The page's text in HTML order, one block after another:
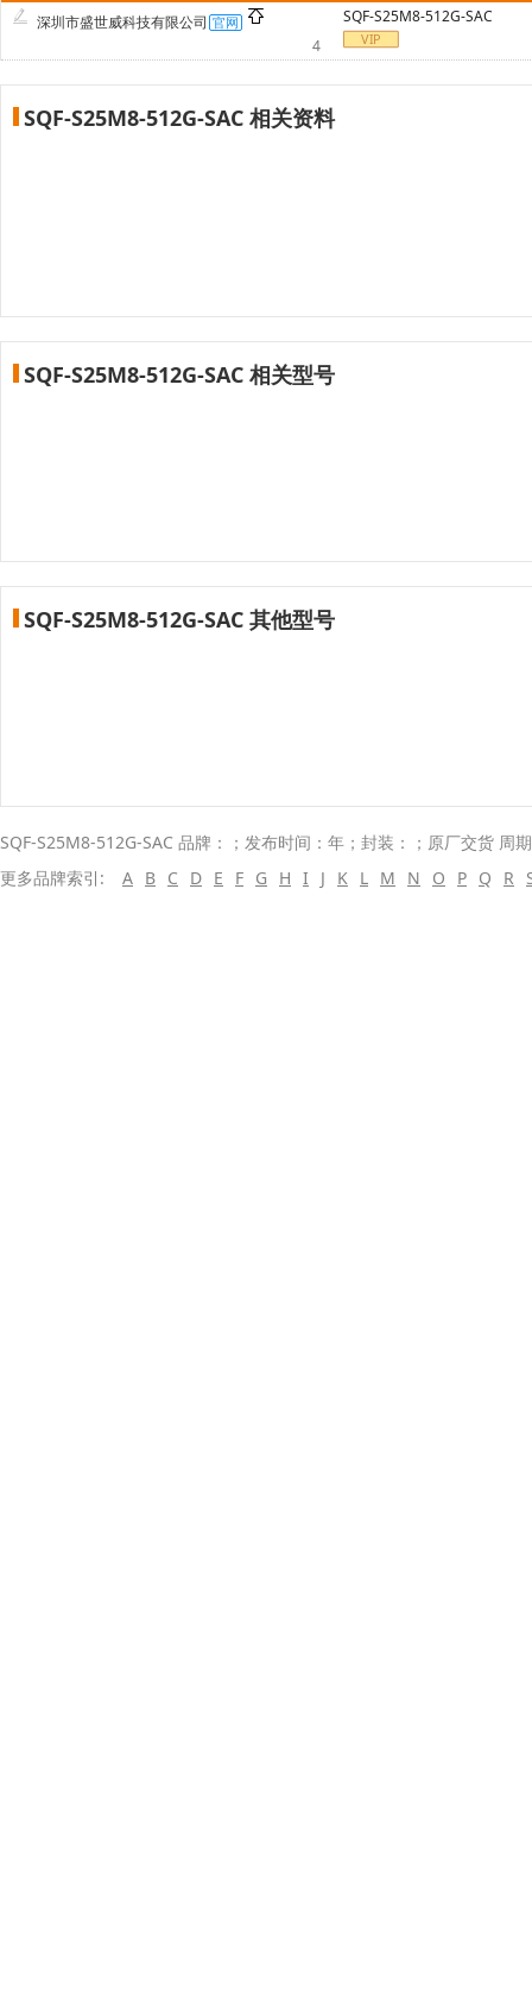
深圳市盛世威科技有限公司
4
SQF-S25M8-512G-SAC
SQF-S25M8-512G-SAC 相关资料
SQF-S25M8-512G-SAC 相关型号
SQF-S25M8-512G-SAC 其他型号
SQF-S25M8-512G-SAC 品牌：；发布时间：年；封装：；原厂交货 周
更多品牌索引:
A B C D E F G H I J K L M N O P Q R